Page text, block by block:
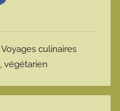
Voyages culinaires
, végétarien